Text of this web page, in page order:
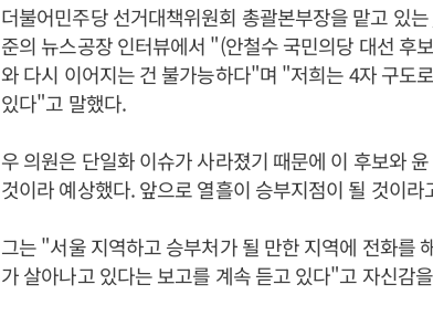
더불어민주당 선거대책위원회 총괄본부장을 맡고 있는
준의 뉴스공장 인터뷰에서 "(안철수 국민의당 대선 후
와 다시 이어지는 건 불가능하다"며 "저희는 4자 구도
있다"고 말했다.
우 의원은 단일화 이슈가 사라졌기 때문에 이 후보와
것이라 예상했다. 앞으로 열흘이 승부지점이 될 것이라
그는 "서울 지역하고 승부처가 될 만한 지역에 전화를
가 살아나고 있다는 보고를 계속 듣고 있다"고 자신감